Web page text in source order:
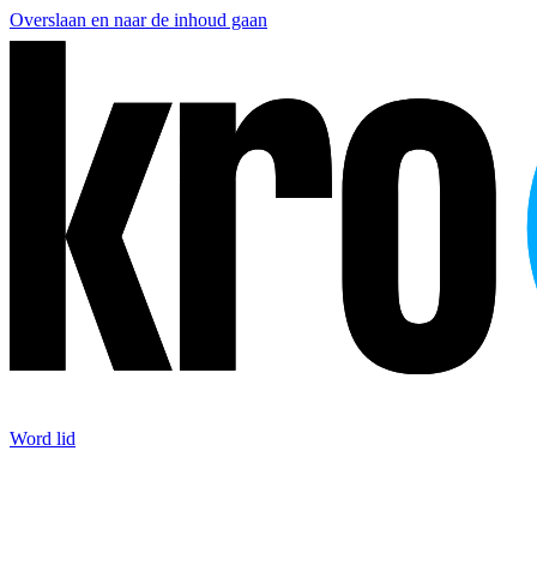
Overslaan en naar de inhoud gaan
Word lid